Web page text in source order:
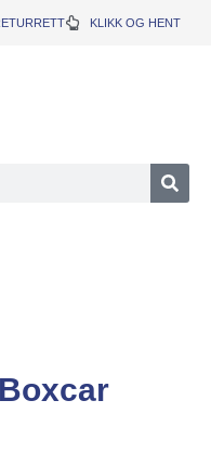
KLIKK OG HENT